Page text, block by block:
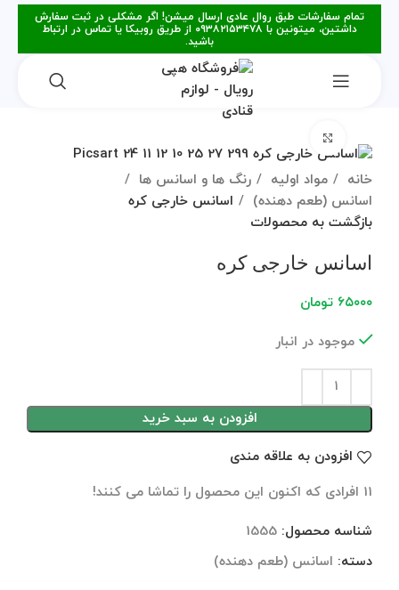
تمام سفارشات طبق روال عادی ارسال میشن! اگر مشکلی در ثبت سفارش
داشتین، میتونین با ۰۹۳۸۲۱۵۳۴۷۸ از طریق روبیکا یا تماس در ارتباط
باشید.
خانه مواد اولیه
رنگ ها و اسانس ها
اسانس (طعم دهنده)
اسانس خارجی کره
بازگشت به محصولات
اسانس خارجی کره
۶۵۰۰۰ تومان
موجود در انبار
افزودن به سبد خرید
افزودن به علاقه مندی
11 افرادی که اکنون این محصول را تماشا می کنند!
شناسه محصول: 1555
دسته: اسانس (طعم دهنده)